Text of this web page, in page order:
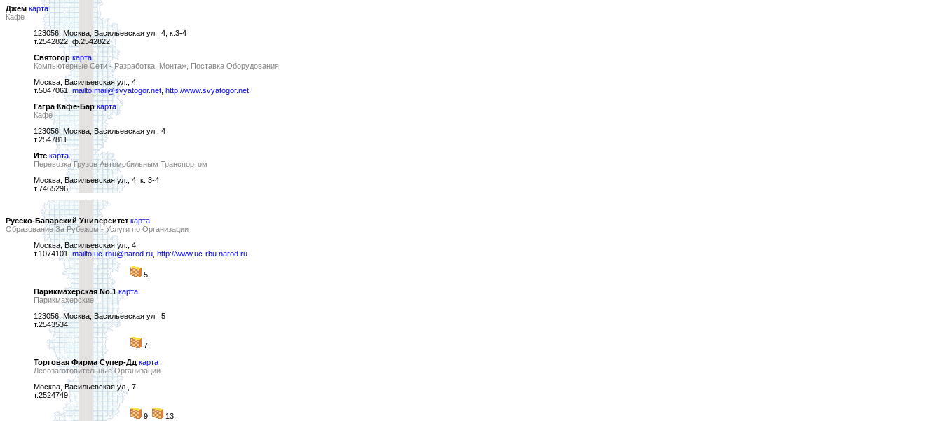
Джем карта
Кафе
123056, Москва, Васильевская ул., 4, к.3-4
т.2542822, ф.2542822
Святогор карта
Компьютерные Сети - Разработка, Монтаж, Поставка Оборудования
Москва, Васильевская ул., 4
т.5047061,mailto:mail@svyatogor.net http://www.svyatogor.net
Гагра Кафе-Бар карта
Кафе
123056, Москва, Васильевская ул., 4
т.2547811
Итс карта
Перевозка Грузов Автомобильным Транспортом
Москва, Васильевская ул., 4, к. 3-4
т.7465296
Русско-Баварский Университет карта
Образование За Рубежом - Услуги по Организации
Москва, Васильевская ул., 4
т.1074101,mailto:uc-rbu@narod.ru http://www.uc-rbu.narod.ru
5,
Парикмахерская No.1 карта
Парикмахерские
123056, Москва, Васильевская ул., 5
т.2543534
7,
Торговая Фирма Супер-Дд карта
Лесозаготовительные Организации
Москва, Васильевская ул., 7
т.2524749
9,
13,